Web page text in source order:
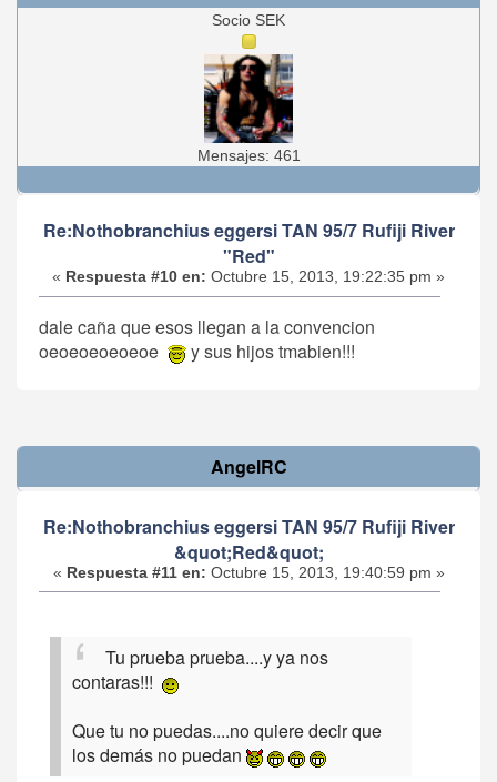
Socio SEK
Mensajes: 461
Re:Nothobranchius eggersi TAN 95/7 Rufiji River
"Red"
« Respuesta #10 en: Octubre 15, 2013, 19:22:35 pm »
dale caña que esos llegan a la convencion
oeoeoeoeoeoe
y sus hijos tmabien!!!
AngelRC
Re:Nothobranchius eggersi TAN 95/7 Rufiji River
&quot;Red&quot;
« Respuesta #11 en: Octubre 15, 2013, 19:40:59 pm »
Tu prueba prueba....y ya nos
contaras!!!
Que tu no puedas....no quiere decir que
los demás no puedan